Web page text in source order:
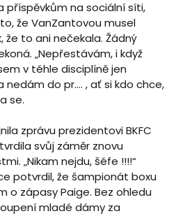
příspěvkům na sociální síti,
že VanZantovou musel
to ani nečekala. Žádný
„Nepřestávám, i když
v téhle disciplíně jen
do pr.... , ať si kdo chce,
se.
zprávu prezidentovi BKFC
svůj záměr znovu
„Nikam nejdu, šéfe !!!!“
potvrdil, že šampionát boxu
o zápasy Paige. Bez ohledu
mladé dámy za